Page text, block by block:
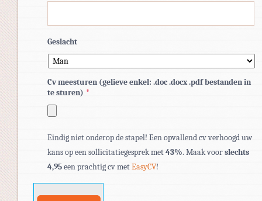
Geslacht
Cv meesturen (gelieve enkel: .doc .docx .pdf bestanden in
te sturen) *
bestandstypen:
pdf,
doc,
docx.
Eindig niet onderop de stapel! Een opvallend cv verhoogd uw
kans op een sollicitatiegesprek met43%. Maak voorslechts
4,95een prachtig cv metEasyCV!